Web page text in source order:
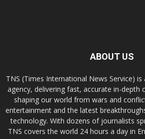
ABOUT US
TNS (Times International News Service) is
agency, delivering fast, accurate in-depth
shaping our world from wars and
entertainment and the latest
technology. With dozens of journalists
TNS covers the world 24 hours a day in